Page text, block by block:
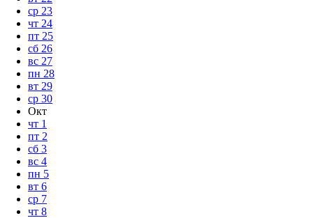
ср 23
чт 24
пт 25
сб 26
вс 27
пн 28
вт 29
ср 30
Окт
чт 1
пт 2
сб 3
вс 4
пн 5
вт 6
ср 7
чт 8